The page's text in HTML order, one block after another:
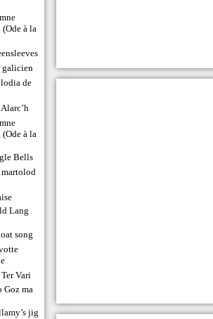
(Ode à la
galicien
de
(Ode à la
Bells
Lang
song
Vari
Goz ma
jig